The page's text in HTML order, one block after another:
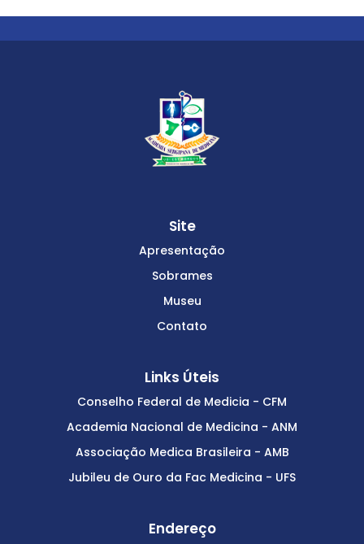
Site
Apresentação
Sobrames
Museu
Contato
Links Úteis
Conselho Federal de Medicia - CFM
Academia Nacional de Medicina - ANM
Associação Medica Brasileira - AMB
Jubileu de Ouro da Fac Medicina - UFS
Endereço